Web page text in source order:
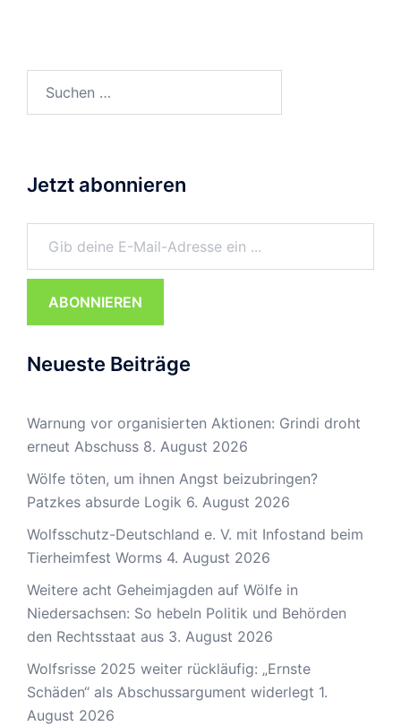
Jetzt abonnieren
Gib deine E-Mail-Adresse ein ...
ABONNIEREN
Neueste Beiträge
Warnung vor organisierten Aktionen: Grindi droht
erneut Abschuss 8. August 2026
Wölfe töten, um ihnen Angst beizubringen?
Patzkes absurde Logik 6. August 2026
Wolfsschutz-Deutschland e. V. mit Infostand beim
Tierheimfest Worms 4. August 2026
Weitere acht Geheimjagden auf Wölfe in
Niedersachsen: So hebeln Politik und Behörden
den Rechtsstaat aus 3. August 2026
Wolfsrisse 2025 weiter rückläufig: „Ernste
Schäden“ als Abschussargument widerlegt 1.
August 2026